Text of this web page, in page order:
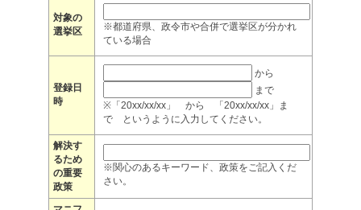
対象の
選挙区
※都道府県、政令市や合併で選挙区が分かれ
ている場合
登録日
時
から
まで
※「20xx/xx/xx」 から 「20xx/xx/xx」ま
で というように入力してください。
解決す
るため
の重要
政策
※関心のあるキーワード、政策をご記入くだ
さい。